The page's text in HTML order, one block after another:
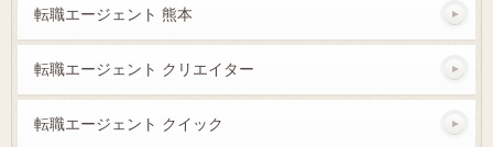
転職エージェント 熊本
転職エージェント クリエイター
転職エージェント クイック